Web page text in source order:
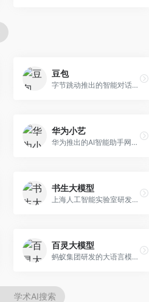
豆包
字节跳动推出的智能对话助手平台，提供文本创作、知识问答、英语学习等多种AI服务。面向普通用户和内容创作者，支持多轮对话和文件解析，免费使用，响应速度快，中文理解能力强。
华为小艺
华为推出的AI智能助手网页端，深度整合鸿蒙生态和华为云服务。面向华为设备用户，支持语音交互、智能问答、设备控制等功能，与华为硬件生态无缝衔接。
书生大模型
上海人工智能实验室研发的开源大模型系列，支持多尺度和多模态。面向研究机构和开发者，开源生态完善，学术研究背景深厚，适合科研和定制开发。
百灵大模型
蚂蚁集团研发的大语言模型平台，专注于金融科技和企业服务。面向金融机构和企业客户，提供智能客服、风险分析、文档处理等服务，金融场景理解深入。
学术AI搜索